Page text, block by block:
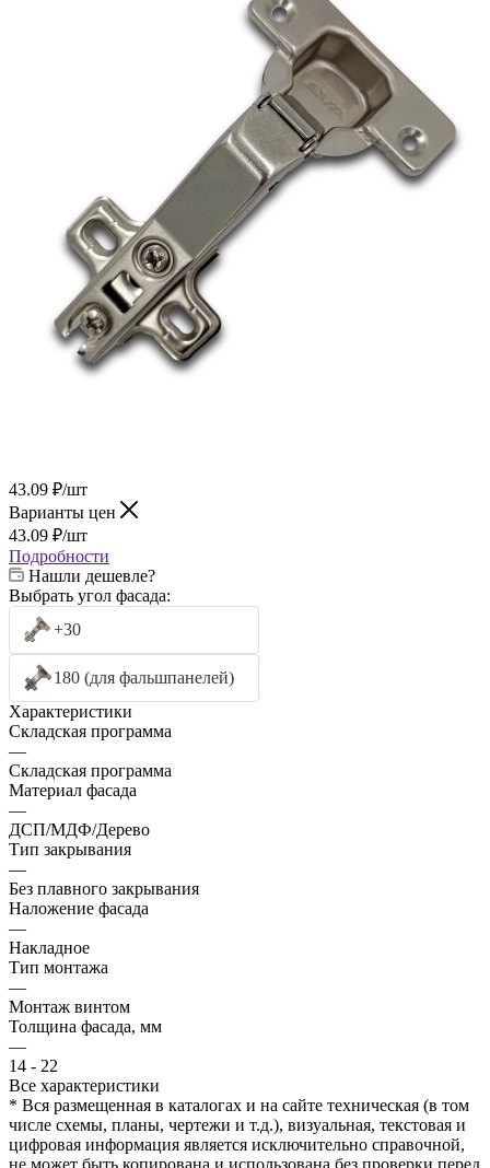
43.09 ₽/шт
Варианты цен
43.09 ₽/шт
Подробности
Нашли дешевле?
Выбрать угол фасада:
+30
180 (для фальшпанелей)
Характеристики
Складская программа
—
Складская программа
Материал фасада
—
ДСП/МДФ/Дерево
Тип закрывания
—
Без плавного закрывания
Наложение фасада
—
Накладное
Тип монтажа
—
Монтаж винтом
Толщина фасада, мм
—
14 - 22
Все характеристики
* Вся размещенная в каталогах и на сайте техническая (в том
числе схемы, планы, чертежи и т.д.), визуальная, текстовая и
цифровая информация является исключительно справочной,
не может быть копирована и использована без проверки перед